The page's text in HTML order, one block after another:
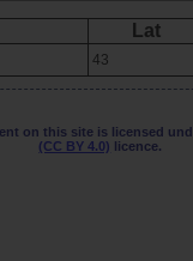
Lat
43
on this site is licensed
(CC BY 4.0) licence.